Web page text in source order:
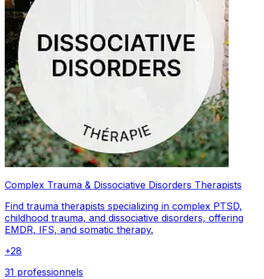
Complex Trauma & Dissociative Disorders Therapists
Find trauma therapists specializing in complex PTSD,
childhood trauma, and dissociative disorders, offering
EMDR, IFS, and somatic therapy.
+28
31 professionnels